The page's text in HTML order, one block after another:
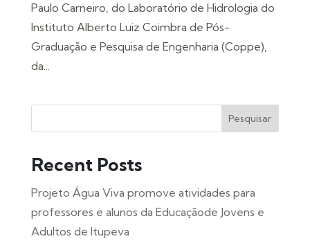
Paulo Carneiro, do Laboratório de Hidrologia do
Instituto Alberto Luiz Coimbra de Pós-
Graduação e Pesquisa de Engenharia (Coppe),
da...
Pesquisar
Recent Posts
Projeto Água Viva promove atividades para
professores e alunos da Educaçãode Jovens e
Adultos de Itupeva